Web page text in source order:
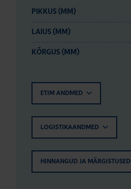
PIKKUS (MM)
LAIUS (MM)
KÕRGUS (MM)
ETIM ANDMED
LOGISTIKAANDMED
HINNANGUD JA MÄRGISTUSED